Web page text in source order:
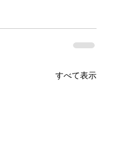
すべて表示